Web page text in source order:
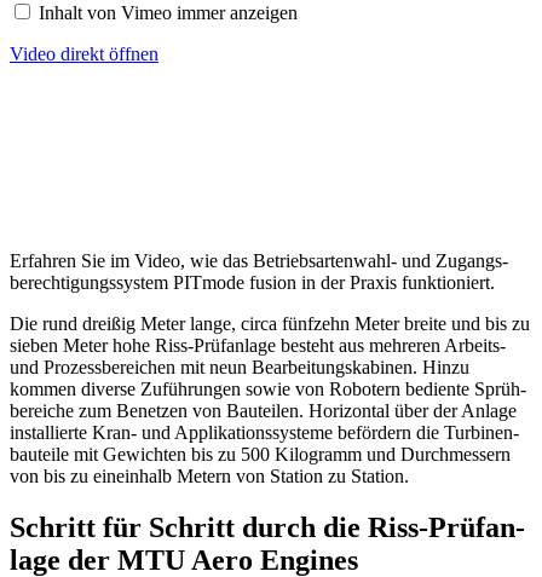
Inhalt von Vimeo immer anzeigen
Video direkt öffnen
Erfahren Sie im Video, wie das Betriebs­ar­ten­wahl- und Zugangs­
berechtigungs­system PITmode fusion in der Praxis funk­tio­niert.
Die rund dreißig Meter lange, circa fünf­zehn Meter breite und bis zu
sieben Meter hohe Riss-Prüf­an­lage besteht aus mehreren Arbeits-
und Prozess­be­rei­chen mit neun Bear­bei­tungs­ka­binen. Hinzu
kommen diverse Zufüh­rungen sowie von Robo­tern bediente Sprüh­
be­reiche zum Benetzen von Bauteilen. Hori­zontal über der Anlage
instal­lierte Kran- und Appli­ka­ti­ons­sys­teme beför­dern die Turbi­nen­
bau­teile mit Gewichten bis zu 500 Kilo­gramm und Durch­mes­sern
von bis zu einein­halb Metern von Station zu Station.
Schritt für Schritt durch die Riss-Prüf­an­
lage der MTU Aero Engines